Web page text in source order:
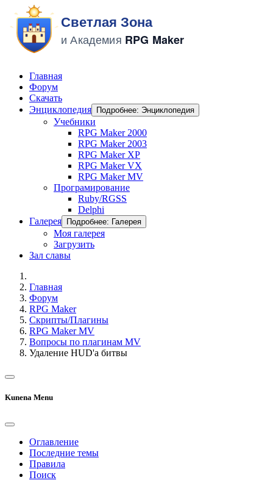
Главная
Форум
Скачать
Энциклопедия
Подробнее: Энциклопедия
Учебники
RPG Maker 2000
RPG Maker 2003
RPG Maker XP
RPG Maker VX
RPG Maker MV
Програмирование
Ruby/RGSS
Delphi
Галерея
Подробнее: Галерея
Моя галерея
Загрузить
Зал славы
Главная
Форум
RPG Maker
Скрипты/Плагины
RPG Maker MV
Вопросы по плагинам MV
Удаление HUD'а битвы
Kunena Menu
Оглавление
Последние темы
Правила
Поиск